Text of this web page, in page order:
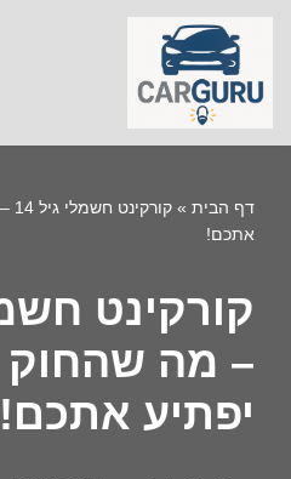
Skip
to
content
דף הבית »
אתכם!
– מה שהחוק
יפתיע אתכם!